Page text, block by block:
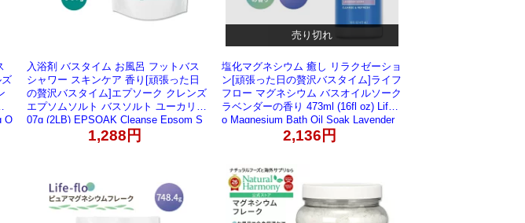
売り切れ
O
入浴剤 バスタイム お風呂 フットバス
シャワー スキンケア 香り[頑張った日
の贅沢バスタイム]エプソーク クレンズ
エプソムソルト バスソルト ユーカリ 9
07g (2LB) EPSOAK Cleanse Epsom S
alt Bath Salt 硫酸マグネシウム エッセ
ンシャルオイル アロエベラ ラベンダー
1,288円
塩化マグネシウム 癒し リラクゼーショ
ン[頑張った日の贅沢バスタイム]ライフ
フロー マグネシウム バスオイルソーク
ラベンダーの香り 473ml (16fl oz) Life-fl
o Magnesium Bath Oil Soak Lavender
2,136円